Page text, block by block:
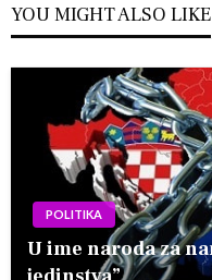
YOU MIGHT ALSO LIKE
POLITIKA
U ime naroda za